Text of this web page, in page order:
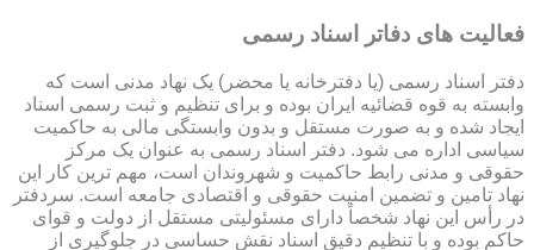
فعالیت های دفاتر اسناد رسمی
دفتر اسناد رسمی (یا دفترخانه یا محضر) یک نهاد مدنی است که
وابسته به قوه قضائیه ایران بوده و برای تنظیم و ثبت رسمی اسناد
ایجاد شده و به صورت مستقل و بدون وابستگی مالی به حاکمیت
سیاسی اداره می شود. دفتر اسناد رسمی به عنوان یک مرکز
حقوقی و مدنی رابط حاکمیت و شهروندان است، مهم ترین کار این
نهاد تامین و تضمین امنیت حقوقی و اقتصادی جامعه است. سردفتر
در رأس این نهاد شخصاً دارای مسئولیتی مستقل از دولت و قوای
حاکم بوده و با تنظیم دقیق اسناد نقش حساسی در جلوگیری از